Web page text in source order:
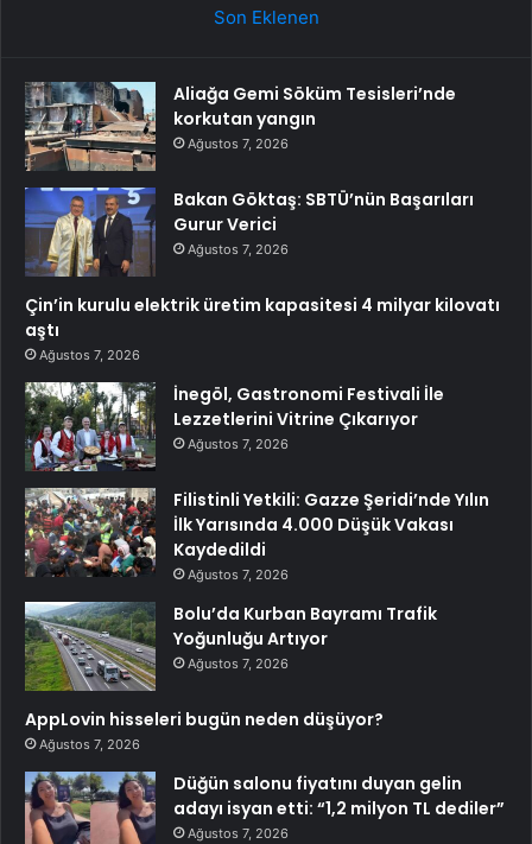
Son Eklenen
Aliağa Gemi Söküm Tesisleri’nde
korkutan yangın
Ağustos 7, 2026
Bakan Göktaş: SBTÜ’nün Başarıları
Gurur Verici
Ağustos 7, 2026
Çin’in kurulu elektrik üretim kapasitesi 4 milyar kilovatı
aştı
Ağustos 7, 2026
İnegöl, Gastronomi Festivali İle
Lezzetlerini Vitrine Çıkarıyor
Ağustos 7, 2026
Filistinli Yetkili: Gazze Şeridi’nde Yılın
İlk Yarısında 4.000 Düşük Vakası
Kaydedildi
Ağustos 7, 2026
Bolu’da Kurban Bayramı Trafik
Yoğunluğu Artıyor
Ağustos 7, 2026
AppLovin hisseleri bugün neden düşüyor?
Ağustos 7, 2026
Düğün salonu fiyatını duyan gelin
adayı isyan etti: “1,2 milyon TL dediler”
Ağustos 7, 2026